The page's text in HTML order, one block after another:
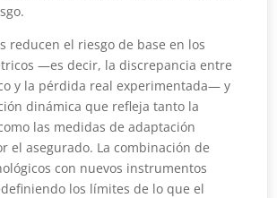
reducen el riesgo de base en los
—es decir, la discrepancia entre
y la pérdida real experimentada— y
dinámica que refleja tanto la
las medidas de adaptación
el asegurado. La combinación de
con nuevos instrumentos
los límites de lo que el